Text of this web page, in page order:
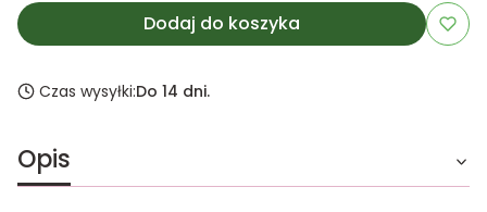
Dodaj do koszyka
Czas wysyłki:Do 14 dni.
Opis